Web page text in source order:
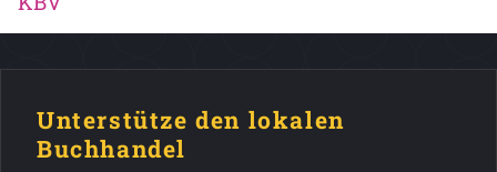
Unterstütze den lokalen
Buchhandel